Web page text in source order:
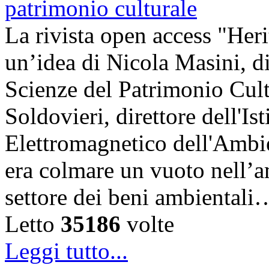
La rivista open access
un’idea di Nicola Masini,
Scienze del Patrimonio
Soldovieri, direttore
Elettromagnetico
era colmare un vuoto
settore dei beni
Letto 35186 volte
Leggi tutto...